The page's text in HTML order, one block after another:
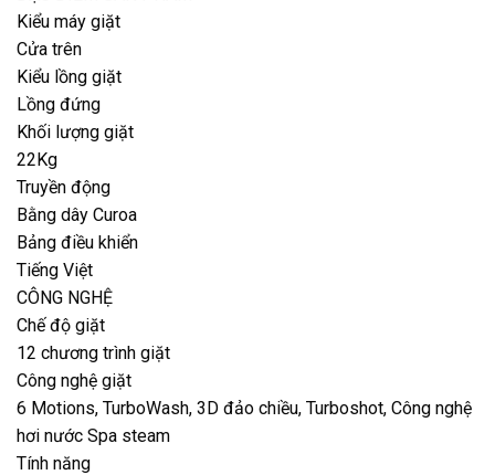
Kiểu máy giặt
Cửa trên
Kiểu lồng giặt
Lồng đứng
Khối lượng giặt
22Kg
Truyền động
Bằng dây Curoa
Bảng điều khiển
Tiếng Việt
CÔNG NGHỆ
Chế độ giặt
12 chương trình giặt
Công nghệ giặt
6 Motions, TurboWash, 3D đảo chiều, Turboshot, Công nghệ
hơi nước Spa steam
Tính năng